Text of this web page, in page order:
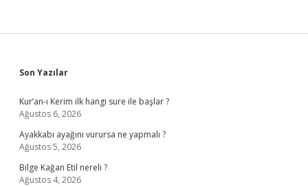
Sidebar
Son Yazılar
Kur’an-ı Kerim ilk hangi sure ile başlar ?
Ağustos 6, 2026
Ayakkabı ayağını vurursa ne yapmalı ?
Ağustos 5, 2026
Bilge Kağan Etil nereli ?
Ağustos 4, 2026